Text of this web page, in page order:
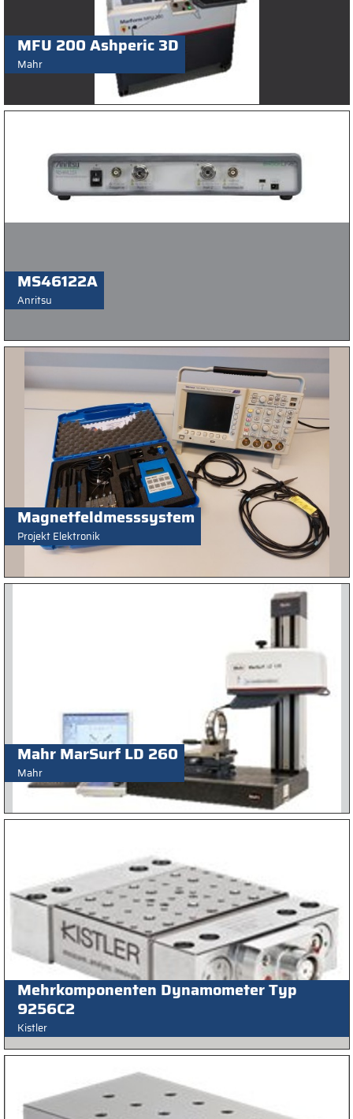
MFU 200 Ashperic 3D
Mahr
MS46122A
Anritsu
Magnetfeldmesssystem
Projekt Elektronik
Mahr MarSurf LD 260
Mahr
Mehrkomponenten Dynamometer Typ
9256C2
Kistler